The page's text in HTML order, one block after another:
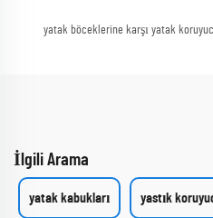
yatak böceklerine karşı yatak
İlgili Arama
yatak kabukları yastık